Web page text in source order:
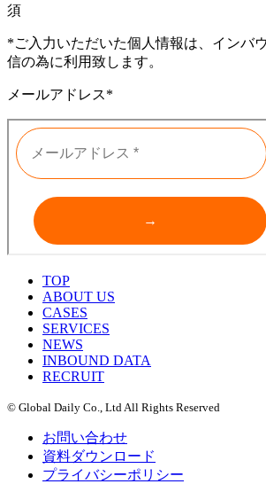
須
*ご入力いただいた個人情報は、インバ
信の為に利用致します。
メールアドレス*
TOP
ABOUT US
CASES
SERVICES
NEWS
INBOUND DATA
RECRUIT
© Global Daily Co., Ltd All Rights Reserved
お問い合わせ
資料ダウンロード
プライバシーポリシー